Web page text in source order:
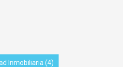
Inmobiliaria (4)